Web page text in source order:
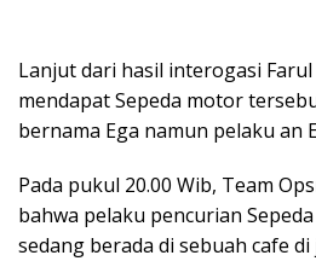
Lanjut dari hasil interogasi
mendapat Sepeda motor
bernama Ega namun pelaku an
Pada pukul 20.00 Wib, Team
bahwa pelaku pencurian
sedang berada di sebuah cafe